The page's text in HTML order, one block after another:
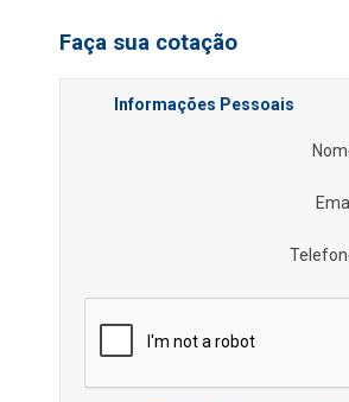
Faça sua cotação
Informações Pessoais